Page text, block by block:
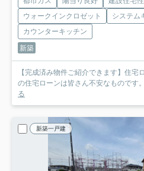
ウォークインクロゼット
システム
カウンターキッチン
新築
【完成済み物件ご紹介できます】住宅
の住宅ローンは皆さん不安なものです
る
新築一戸建